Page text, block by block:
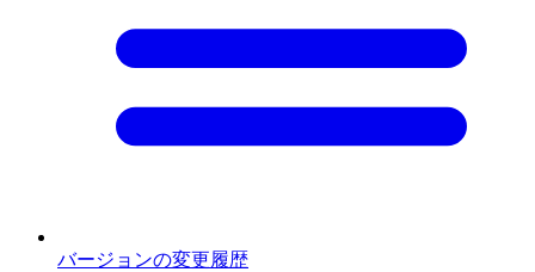
バージョンの変更履歴